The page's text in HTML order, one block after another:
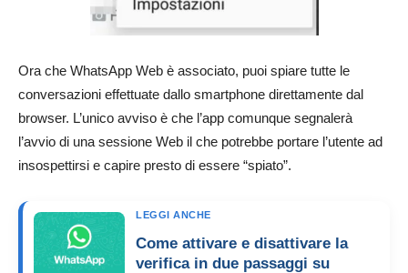
Ora che WhatsApp Web è associato, puoi spiare tutte le
conversazioni effettuate dallo smartphone direttamente dal
browser. L’unico avviso è che l’app comunque segnalerà
l’avvio di una sessione Web il che potrebbe portare l’utente ad
insospettirsi e capire presto di essere “spiato”.
LEGGI ANCHE
Come attivare e disattivare la
verifica in due passaggi su